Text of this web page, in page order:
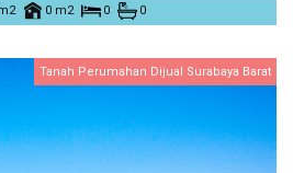
0 m2 0 0
Tanah Perumahan Dijual Surabaya Barat